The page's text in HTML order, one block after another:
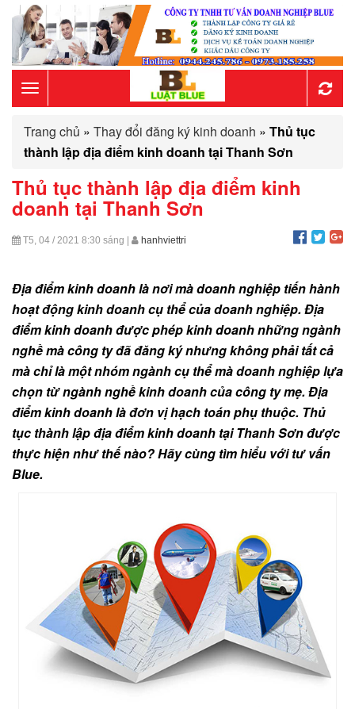
Toggle
navigation
Trang chủ » Thay đổi đăng ký kinh doanh » Thủ tục
thành lập địa điểm kinh doanh tại Thanh Sơn
Thủ tục thành lập địa điểm kinh
doanh tại Thanh Sơn
T5, 04 / 2021 8:30 sáng hanhviettri
Địa điểm kinh doanh là nơi mà doanh nghiệp tiến hành
hoạt động kinh doanh cụ thể của doanh nghiệp. Địa
điểm kinh doanh được phép kinh doanh những ngành
nghề mà công ty đã đăng ký nhưng không phải tất cả
mà chỉ là một nhóm ngành cụ thể mà doanh nghiệp lựa
chọn từ ngành nghề kinh doanh của công ty mẹ. Địa
điểm kinh doanh là đơn vị hạch toán phụ thuộc. Thủ
tục thành lập địa điểm kinh doanh tại Thanh Sơn được
thực hiện như thế nào? Hãy cùng tìm hiểu với tư vấn
Blue.